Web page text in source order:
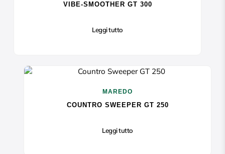
VIBE-SMOOTHER GT 300
Leggi tutto
MAREDO
COUNTRO SWEEPER GT 250
Leggi tutto